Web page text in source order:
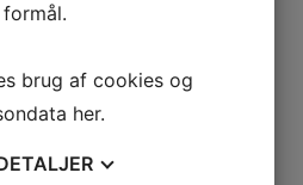
21:00
sig, bliver man dygtig - det…
22. februar 2026 kl. 10.00
brug af cookies og
her.